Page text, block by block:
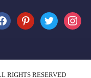
pinteresttwitter instagram
RIGHTS RESERVED